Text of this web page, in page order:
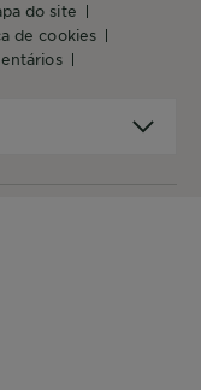
do site
de cookies